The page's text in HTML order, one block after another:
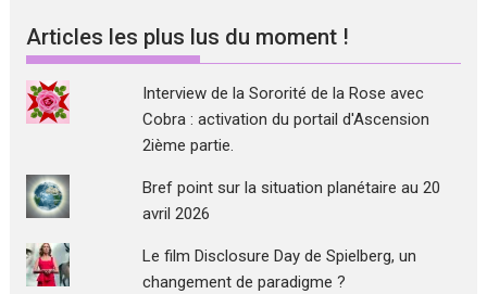
sujets
Articles les plus lus du moment !
Interview de la Sororité de la Rose avec
Cobra : activation du portail d'Ascension
2ième partie.
Bref point sur la situation planétaire au 20
avril 2026
Le film Disclosure Day de Spielberg, un
changement de paradigme ?